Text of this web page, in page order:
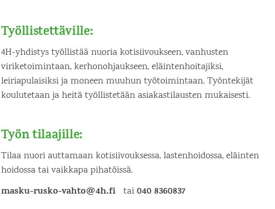
Työllistettäville:
4H-yhdistys työllistää nuoria kotisiivoukseen, vanhusten
viriketoimintaan, kerhonohjaukseen, eläintenhoitajiksi,
leiriapulaisiksi ja moneen muuhun työtoimintaan. Työntekijät
koulutetaan ja heitä työllistetään asiakastilausten mukaisesti.
Työn tilaajille:
Tilaa nuori auttamaan kotisiivouksessa, lastenhoidossa, eläinten
hoidossa tai vaikkapa pihatöissä.
masku-rusko-vahto@4h.fi tai040 8360837